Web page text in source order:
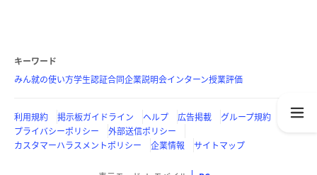
キーワード
みん就の使い方学生認証合同企業説明会インターン授業評価
利用規約 掲示板ガイドライン ヘルプ 広告掲載
グループ規約
プライバシーポリシー
外部送信ポリシー
カスタマーハラスメントポリシー
企業情報 サイトマップ